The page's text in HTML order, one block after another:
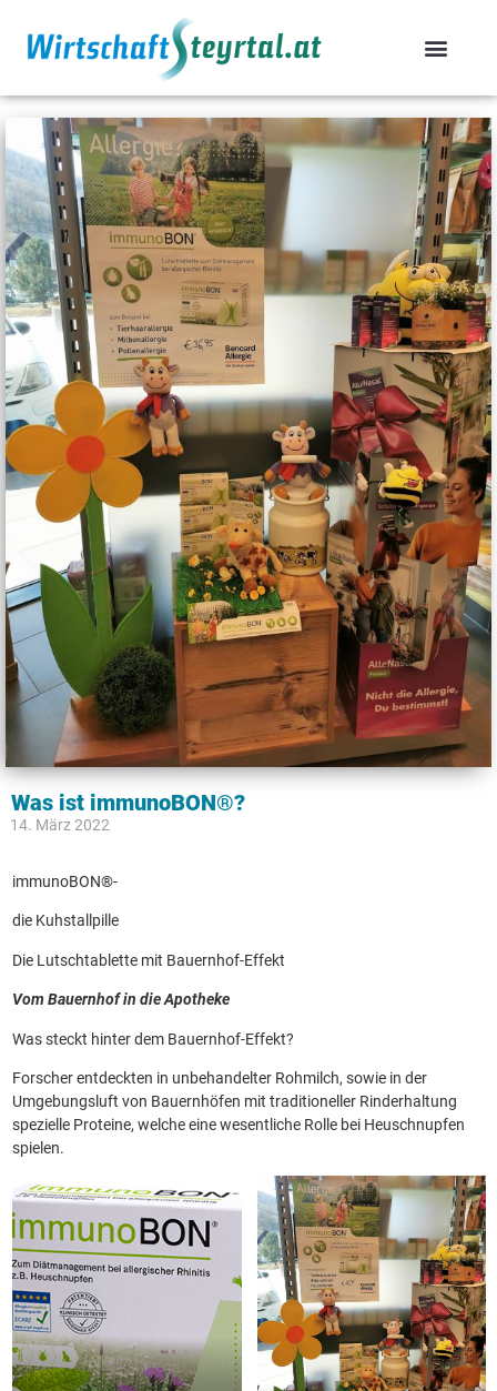
Was ist immunoBON®?
14. März 2022
immunoBON®-
die Kuhstallpille
Die Lutschtablette mit Bauernhof-Effekt
Vom Bauernhof in die Apotheke
Was steckt hinter dem Bauernhof-Effekt?
Forscher entdeckten in unbehandelter Rohmilch, sowie in der
Umgebungsluft von Bauernhöfen mit traditioneller Rinderhaltung
spezielle Proteine, welche eine wesentliche Rolle bei Heuschnupfen
spielen.